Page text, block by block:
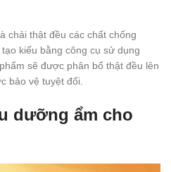
chải thật đều các chất chống
kiểu bằng công cụ sử dụng
sẽ được phân bổ thật đều lên
bảo vệ tuyệt đối.
dưỡng ẩm cho